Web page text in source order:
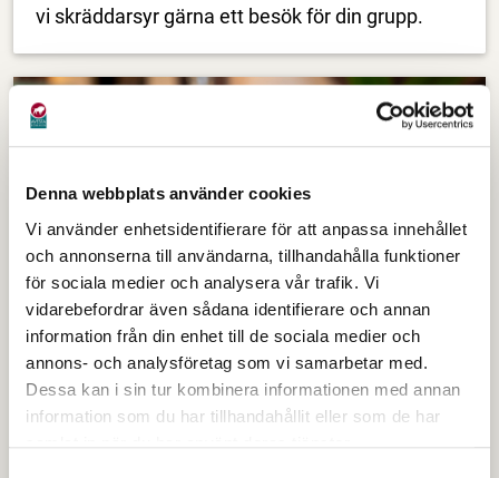
Denna webbplats använder cookies
Vi använder enhetsidentifierare för att anpassa innehållet
och annonserna till användarna, tillhandahålla funktioner
för sociala medier och analysera vår trafik. Vi
vidarebefordrar även sådana identifierare och annan
information från din enhet till de sociala medier och
annons- och analysföretag som vi samarbetar med.
Dessa kan i sin tur kombinera informationen med annan
information som du har tillhandahållit eller som de har
vi skräddarsyr gärna ett besök för din grupp.
Ladugårdsfiket
I vårt mysiga ladugårdsfik kan du njuta av en